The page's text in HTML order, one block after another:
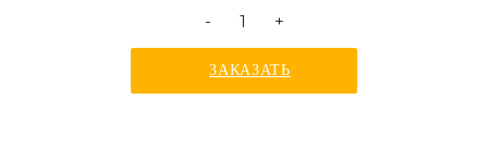
- +
ЗАКАЗАТЬ